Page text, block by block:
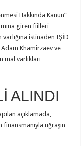
Hakkında Kanun”
giren fiilleri
istinaden IŞİD
Khamirzaev ve
mal varlıkları
ALINDI
açıklamada,
uğraşın